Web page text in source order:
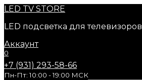
Перейти
содержанию
LED TV STORE
LED подсветка для телевизоров
Аккаунт
0
+7 (931) 293-58-66
Пн-Пт: 10:00 - 19:00 МСК